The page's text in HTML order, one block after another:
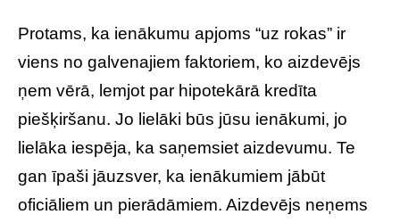
Protams, ka ienākumu apjoms “uz rokas” ir
viens no galvenajiem faktoriem, ko aizdevējs
ņem vērā, lemjot par hipotekārā kredīta
piešķiršanu. Jo lielāki būs jūsu ienākumi, jo
lielāka iespēja, ka saņemsiet aizdevumu. Te
gan īpaši jāuzsver, ka ienākumiem jābūt
oficiāliem un pierādāmiem. Aizdevējs neņems